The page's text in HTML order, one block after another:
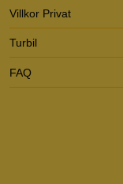
Villkor Privat
Turbil
FAQ